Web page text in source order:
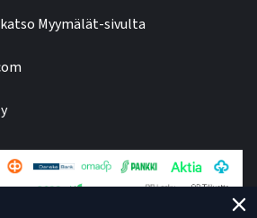
Myymälät-sivulta